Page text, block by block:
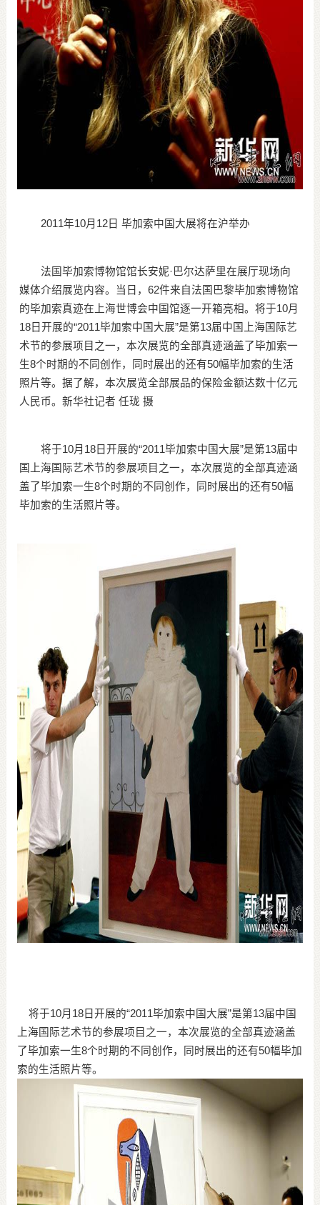
2011年10月12日 毕加索中国大展将在沪举办
法国毕加索博物馆馆长安妮·巴尔达萨里在展厅现场向
媒体介绍展览内容。当日，62件来自法国巴黎毕加索博物馆
的毕加索真迹在上海世博会中国馆逐一开箱亮相。将于10月
18日开展的“2011毕加索中国大展”是第13届中国上海国际艺
术节的参展项目之一，本次展览的全部真迹涵盖了毕加索一
生8个时期的不同创作，同时展出的还有50幅毕加索的生活
照片等。据了解，本次展览全部展品的保险金额达数十亿元
人民币。新华社记者 任珑 摄
将于10月18日开展的“2011毕加索中国大展”是第13届中
国上海国际艺术节的参展项目之一，本次展览的全部真迹涵
盖了毕加索一生8个时期的不同创作，同时展出的还有50幅
毕加索的生活照片等。
将于10月18日开展的“2011毕加索中国大展”是第13届中国
上海国际艺术节的参展项目之一，本次展览的全部真迹涵盖
了毕加索一生8个时期的不同创作，同时展出的还有50幅毕加
索的生活照片等。